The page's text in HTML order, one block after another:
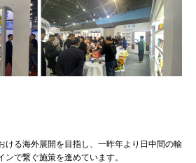
ける海外展開を目指し、一昨年より日中間の輸
で繋ぐ施策を進めています。